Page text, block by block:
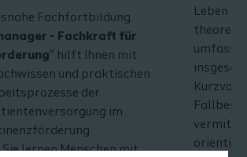
Fachfortbildung
- Fachkraft für
“ hilft Ihnen mit
und praktischen
der
im
lernen Menschen mit
Leben
umfasst